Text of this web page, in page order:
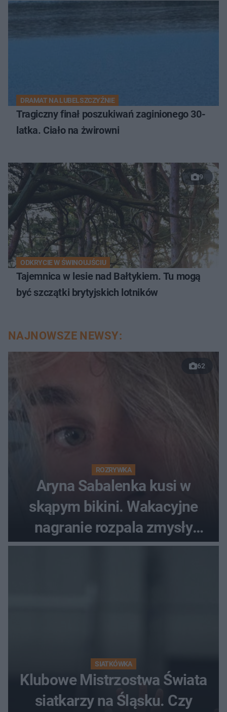
DRAMAT NA LUBELSZCZYŹNIE
Tragiczny finał poszukiwań zaginionego 30-
latka. Ciało na żwirowni
9
ODKRYCIE W ŚWINOUJŚCIU
Tajemnica w lesie nad Bałtykiem. Tu mogą
być szczątki brytyjskich lotników
NAJNOWSZE NEWSY:
62
ROZRYWKA
Aryna Sabalenka kusi w
skąpym bikini. Wakacyjne
nagranie rozpala zmysły
fanów
SIATKÓWKA
Klubowe Mistrzostwa Świata
siatkarzy na Śląsku. Czy